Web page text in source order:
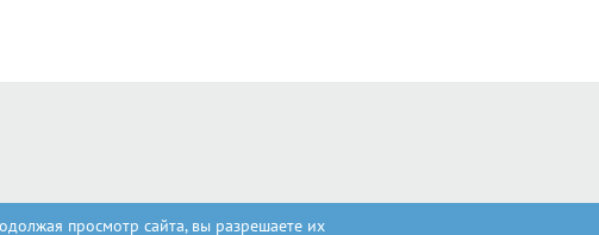
просмотр сайта, вы разрешаете их